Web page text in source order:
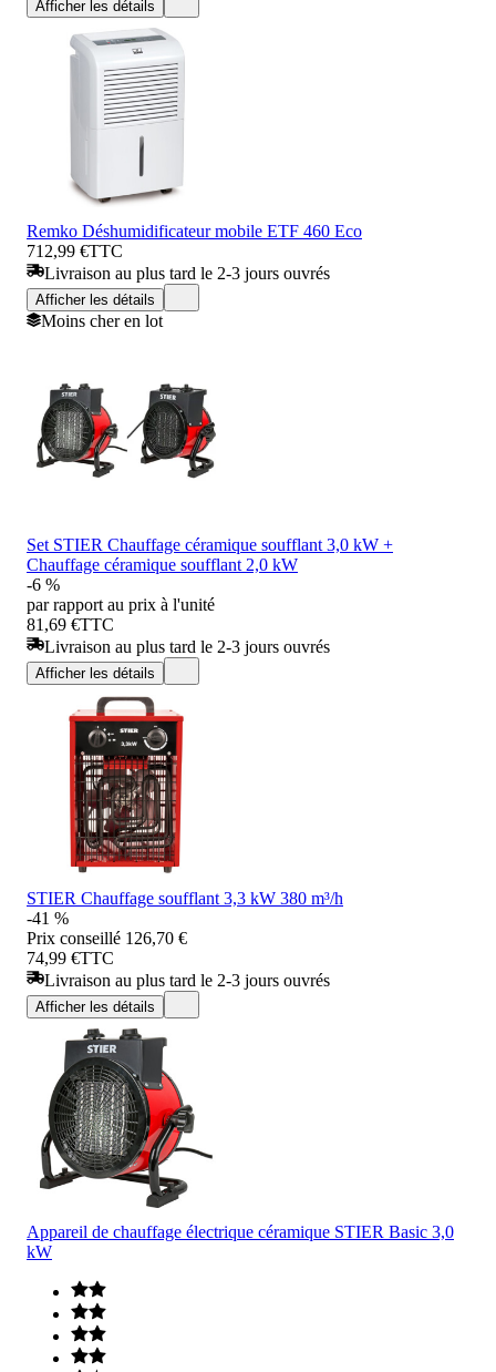
Afficher les détails
Remko Déshumidificateur mobile ETF 460 Eco
712,99 €TTC
Livraison au plus tard le 2-3 jours ouvrés
Afficher les détails
Moins cher en lot
Set STIER Chauffage céramique soufflant 3,0 kW +
Chauffage céramique soufflant 2,0 kW
-6 %
par rapport au prix à l'unité
81,69 €TTC
Livraison au plus tard le 2-3 jours ouvrés
Afficher les détails
STIER Chauffage soufflant 3,3 kW 380 m³/h
-41 %
Prix conseillé 126,70 €
74,99 €TTC
Livraison au plus tard le 2-3 jours ouvrés
Afficher les détails
Appareil de chauffage électrique céramique STIER Basic 3,0
kW